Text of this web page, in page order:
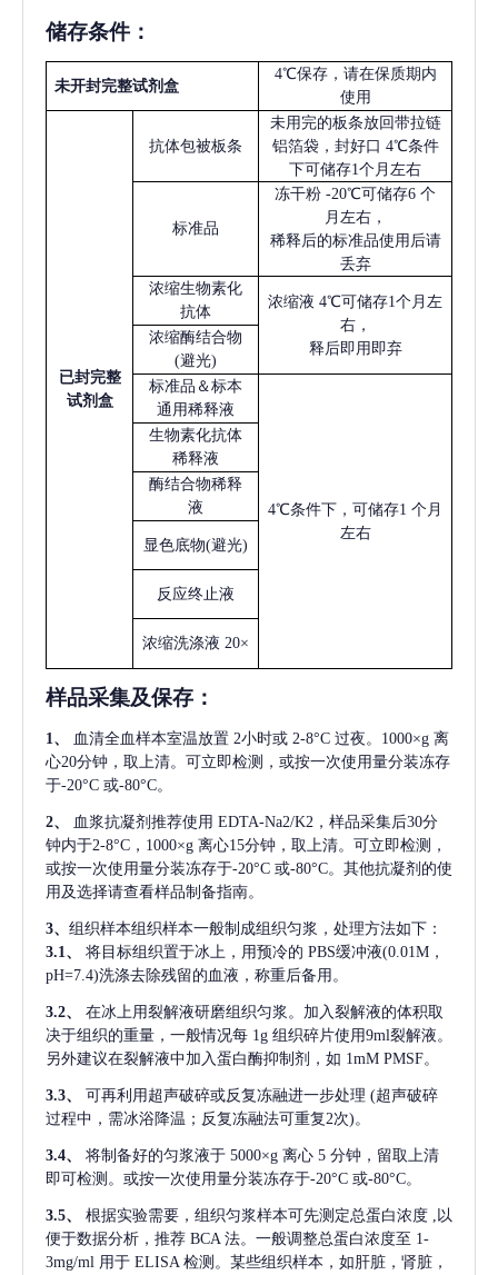
储存条件：
未开封完整试剂盒
4℃保存，请在保质期内
使用
已封完整
试剂盒
抗体包被板条
未用完的板条放回带拉链
铝箔袋，封好口 4℃条件
下可储存1个月左右
标准品
冻干粉 -20℃可储存6 个
月左右，
稀释后的标准品使用后请
丢弃
浓缩生物素化
抗体
浓缩液 4℃可储存1个月左
右，
释后即用即弃
浓缩酶结合物
(避光)
标准品＆标本
通用稀释液
4℃条件下，可储存1 个月
左右
生物素化抗体
稀释液
酶结合物稀释
液
显色底物(避光)
反应终止液
浓缩洗涤液 20×
样品采集及保存 ：
1、 血清全血样本室温放置 2小时或 2-8°C 过夜。1000×g 离
心20分钟，取上清。可立即检测，或按一次使用量分装冻存
于-20°C 或-80°C。
2、 血浆抗凝剂推荐使用 EDTA-Na2/K2，样品采集后30分
钟内于2-8°C，1000×g 离心15分钟，取上清。可立即检测，
或按一次使用量分装冻存于-20°C 或-80°C。其他抗凝剂的使
用及选择请查看样品制备指南。
3、 组织样本组织样本一般制成组织匀浆，处理方法如下：
3.1、
将目标组织置于冰上，用预冷的 PBS缓冲液(0.01M，
pH=7.4)洗涤去除残留的血液，称重后备用。
3.2、
在冰上用裂解液研磨组织匀浆。加入裂解液的体积取
决于组织的重量，一般情况每 1g 组织碎片使用9ml裂解液。
另外建议在裂解液中加入蛋白酶抑制剂，如 1mM PMSF。
3.3、 可再利用超声破碎或反复冻融进一步处理 (超声破碎
过程中，需冰浴降温；反复冻融法可重复2次)。
3.4、 将制备好的匀浆液于 5000×g 离心 5 分钟，留取上清
即可检测。或按一次使用量分装冻存于-20°C 或-80°C。
3.5、 根据实验需要，组织匀浆样本可先测定总蛋白浓度
,以
便于数据分析，推荐 BCA 法。一般调整总蛋白浓度至 1-
3mg/ml 用于 ELISA 检测。某些组织样本，如肝脏，肾脏，